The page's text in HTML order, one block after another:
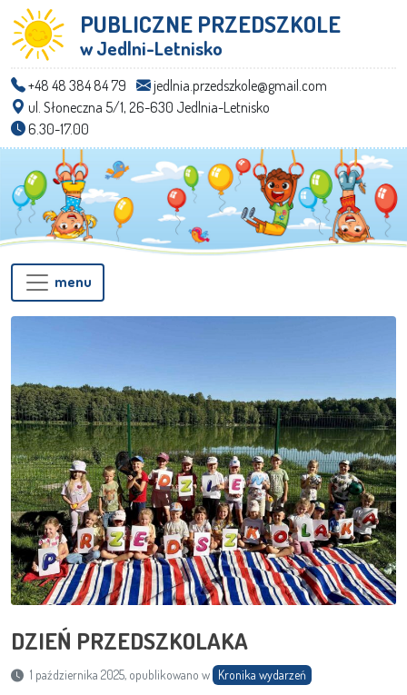
PUBLICZNE PRZEDSZKOLE
w Jedlni-Letnisko
+48 48 384 84 79
jedlnia.przedszkole@gmail.com
ul. Słoneczna 5/1, 26-630 Jedlnia-Letnisko
6.30-17.00
menu
DZIEŃ PRZEDSZKOLAKA
1 października 2025, opublikowano w Kronika wydarzeń